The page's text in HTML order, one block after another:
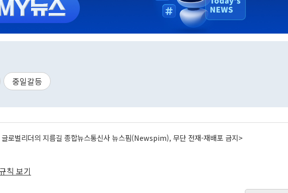
중일갈등
로벌리더의 지름길 종합뉴스통신사 뉴스핌(Newspim), 무단 전재-재배포 금지>
칙 보기